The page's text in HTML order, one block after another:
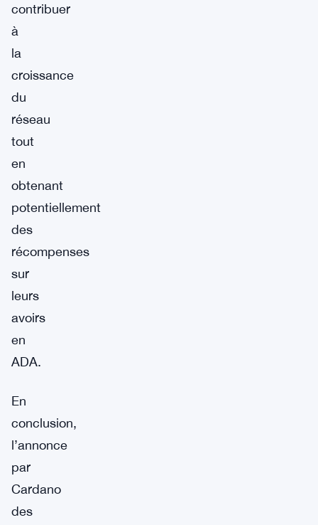
contribuer
à
la
croissance
du
réseau
tout
en
obtenant
potentiellement
des
récompenses
sur
leurs
avoirs
en
ADA.
En
conclusion,
l’annonce
par
Cardano
des